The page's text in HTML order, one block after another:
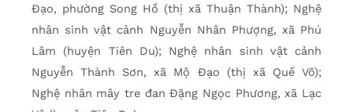
Đạo, phường Song Hồ (thị xã Thuận Thành); Nghệ
nhân sinh vật cảnh Nguyễn Nhân Phượng, xã Phú
Lâm (huyện Tiên Du); Nghệ nhân sinh vật cảnh
Nguyễn Thành Sơn, xã Mộ Đạo (thị xã Quế Võ);
Nghệ nhân mây tre đan Đặng Ngọc Phương, xã Lạc